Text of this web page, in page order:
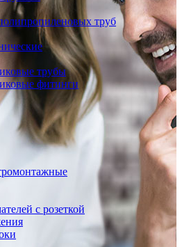
труб
трубы
фитинги
с розеткой